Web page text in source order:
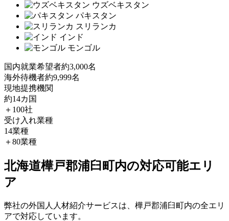
ウズベキスタン
パキスタン
スリランカ
インド
モンゴル
国内就業希望者約3,000名
海外待機者約9,999名
現地提携機関
約14カ国
＋100社
受け入れ業種
14業種
＋80業種
北海道樺戸郡浦臼町内の対応可能エリ
ア
弊社の外国人人材紹介サービスは、樺戸郡浦臼町内の全エリ
アで対応しています。